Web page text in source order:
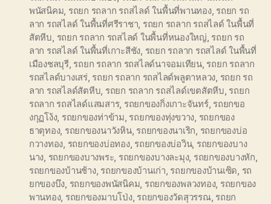
พนัสนิคม, รถยก รถลาก รถสไลด์ ในพื้นที่พานทอง, รถยก รถ
ลาก รถสไลด์ ในพื้นที่ศรีราชา, รถยก รถลาก รถสไลด์ ในพื้นที่
สัตหีบ, รถยก รถลาก รถสไลด์ ในพื้นที่หนองใหญ่, รถยก รถ
ลาก รถสไลด์ ในพื้นที่เกาะสีชัง, รถยก รถลาก รถสไลด์ ในพื้นที่
เมืองชลบุรี, รถยก รถลาก รถสไลด์นาจอมเทียน, รถยก รถลาก
รถสไลด์บางเสร่, รถยก รถลาก รถสไลด์พลูตาหลวง, รถยก รถ
ลาก รถสไลด์สัตหีบ, รถยก รถลาก รถสไลด์เขตสัตหีบ, รถยก
รถลาก รถสไลด์แสมสาร, รถยกของกิ่งเกาะจันทร์, รถยกขอ
งกุฏโง้ง, รถยกของท่าข้าม, รถยกของทุ่งขวาง, รถยกของ
ธาตุทอง, รถยกของนาวังหิน, รถยกของนาเริก, รถยกของบ่อ
กวางทอง, รถยกของบ่อทอง, รถยกของบ่อวิน, รถยกของบาง
นาง, รถยกของบางพระ, รถยกของบางละมุง, รถยกของบางหัก,
รถยกของบ้านช้าง, รถยกของบ้านเก่า, รถยกของบ้านเซิด, รถ
ยกของบึง, รถยกของพนัสนิคม, รถยกของพลวงทอง, รถยกของ
พานทอง, รถยกของมาบโป่ง, รถยกของวัดสุวรรณ, รถยก